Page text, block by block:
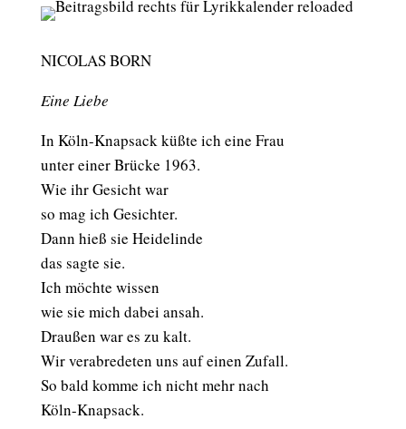
NICOLAS BORN
Eine Liebe
In Köln-Knapsack küßte ich eine Frau
unter einer Brücke 1963.
Wie ihr Gesicht war
so mag ich Gesichter.
Dann hieß sie Heidelinde
das sagte sie.
Ich möchte wissen
wie sie mich dabei ansah.
Draußen war es zu kalt.
Wir verabredeten uns auf einen Zufall.
So bald komme ich nicht mehr nach
Köln-Knapsack.